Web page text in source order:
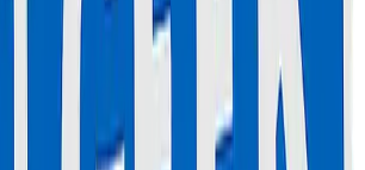
chez Maison du Geek ?
20€, pièces et main-d'œuvre incluses. Le
gratuits, le prix exact est annoncé avant